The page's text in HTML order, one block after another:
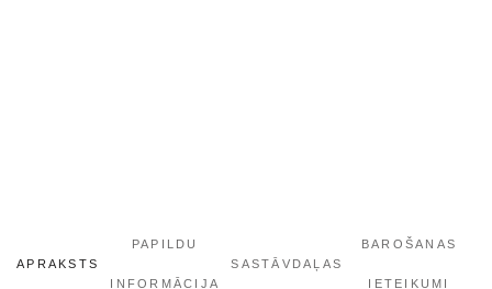
APRAKSTS
PAPILDU
INFORMĀCIJA
SASTĀVDAĻAS
BAROŠANAS
IETEIKUMI